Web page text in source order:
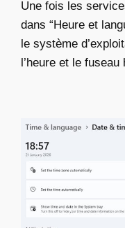
Une fois les
dans “Heure et
le système
l’heure et le fuseau